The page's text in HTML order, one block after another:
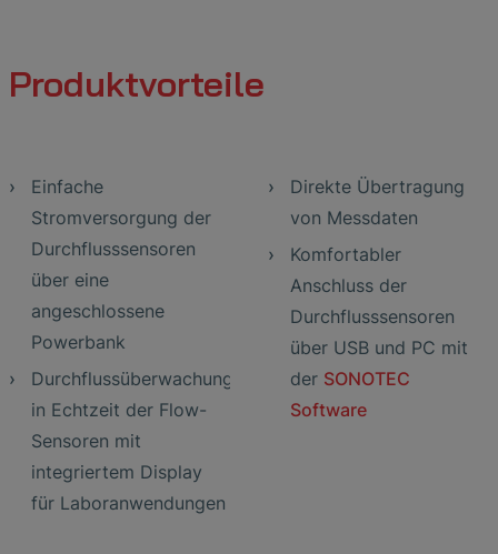
Produktvorteile
Einfache
Stromversorgung der
Durchflusssensoren
über eine
angeschlossene
Powerbank
Durchflussüberwachung
in Echtzeit der Flow-
Sensoren mit
integriertem Display
für Laboranwendungen
Direkte Übertragung
von Messdaten
Komfortabler
Anschluss der
Durchflusssensoren
über USB und PC mit
der SONOTEC
Software